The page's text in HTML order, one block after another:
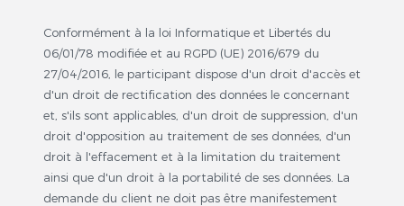
Conformément à la loi Informatique et Libertés du
06/01/78 modifiée et au RGPD (UE) 2016/679 du
27/04/2016, le participant dispose d'un droit d'accès et
d'un droit de rectification des données le concernant
et, s'ils sont applicables, d'un droit de suppression, d'un
droit d'opposition au traitement de ses données, d'un
droit à l'effacement et à la limitation du traitement
ainsi que d'un droit à la portabilité de ses données. La
demande du client ne doit pas être manifestement